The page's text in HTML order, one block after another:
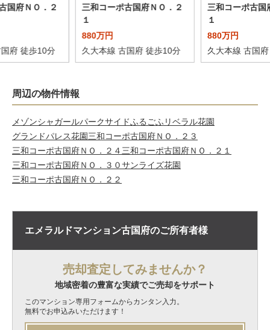
国府ＮＯ．２
府 徒歩10分
三和コーポ古国府ＮＯ．２
１
880万円
久大本線 古国府 徒歩10分
三和コーポ古国
１
880万円
久大本線 古国
周辺の物件情報
メゾンシャガールパークサイドふるごふ リベラル花園
グランドパレス花園三和コーポ古国府ＮＯ．２３
三和コーポ古国府ＮＯ．２４三和コーポ古国府ＮＯ．２１
三和コーポ古国府ＮＯ．３０サンライズ花園
三和コーポ古国府ＮＯ．２２
エメラルドマンション古国府のご所有者様
売却査定してみませんか？
地域密着の豊富な実績でご売却をサポート
このマンション専用フォームからカンタン入力。
無料でお申込みいただけます！